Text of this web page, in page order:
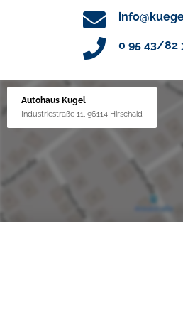
0 95 43/82
Autohaus Kügel
Industriestraße 11, 96114 Hirschaid